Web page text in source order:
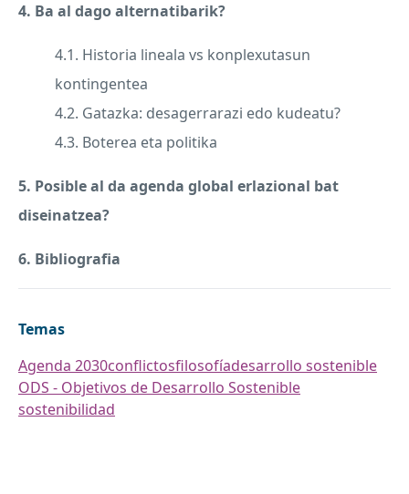
4. Ba al dago alternatibarik?
4.1. Historia lineala vs konplexutasun
kontingentea
4.2. Gatazka: desagerrarazi edo kudeatu?
4.3. Boterea eta politika
5. Posible al da agenda global erlazional bat
diseinatzea?
6. Bibliografia
Temas
Agenda 2030conflictosfilosofíadesarrollo sostenible
ODS - Objetivos de Desarrollo Sostenible
sostenibilidad